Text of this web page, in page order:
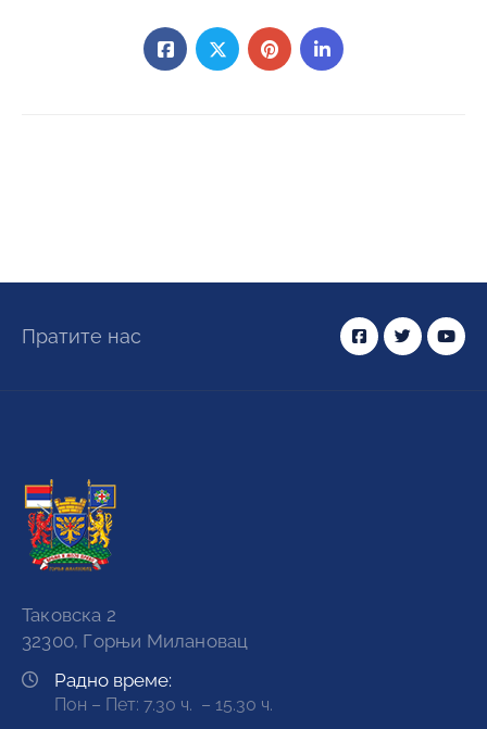
Пратите нас
Таковска 2
32300, Горњи Милановац
Радно време:
Пон – Пет: 7.30 ч. – 15.30 ч.